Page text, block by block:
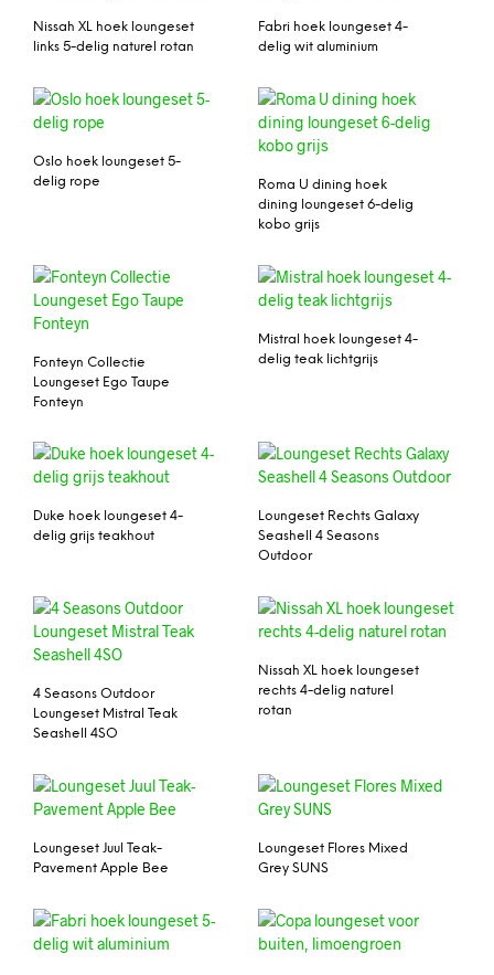
Nissah XL hoek loungeset
links 5-delig naturel rotan
Fabri hoek loungeset 4-
delig wit aluminium
Oslo hoek loungeset 5-
delig rope
Roma U dining hoek
dining loungeset 6-delig
kobo grijs
Fonteyn Collectie
Loungeset Ego Taupe
Fonteyn
Mistral hoek loungeset 4-
delig teak lichtgrijs
Duke hoek loungeset 4-
delig grijs teakhout
Loungeset Rechts Galaxy
Seashell 4 Seasons
Outdoor
4 Seasons Outdoor
Loungeset Mistral Teak
Seashell 4SO
Nissah XL hoek loungeset
rechts 4-delig naturel
rotan
Loungeset Juul Teak-
Pavement Apple Bee
Loungeset Flores Mixed
Grey SUNS